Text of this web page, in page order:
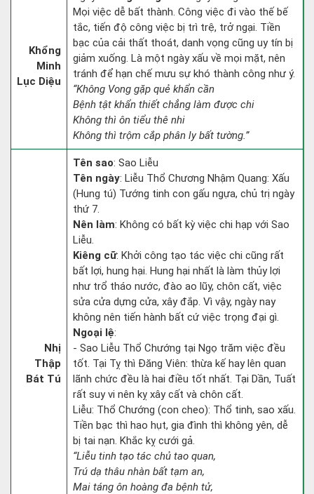
Khổng
Minh
Lục Diệu
Mọi việc dễ bất thành. Công việc đi vào thế bế
tắc, tiến độ công việc bị trì trệ, trở ngại. Tiền
bạc của cải thất thoát, danh vọng cũng uy tín bị
giảm xuống. Là một ngày xấu về mọi mặt, nên
tránh để hạn chế mưu sự khó thành công như ý.
“Không Vong gặp quẻ khẩn cần
Bệnh tật khẩn thiết chẳng làm được chi
Không thì ôn tiểu thê nhi
Không thì trộm cắp phân ly bất tường.”
Nhị
Thập
Bát Tú
Tên sao: Sao Liễu
Tên ngày: Liễu Thổ Chương Nhậm Quang: Xấu
(Hung tú) Tướng tinh con gấu ngựa, chủ trị ngày
thứ 7.
Nên làm: Không có bất kỳ việc chi hạp với Sao
Liễu.
Kiêng cữ: Khởi công tạo tác việc chi cũng rất
bất lợi, hung hại. Hung hại nhất là làm thủy lợi
như trổ tháo nước, đào ao lũy, chôn cất, việc
sửa cửa dựng cửa, xây đắp. Vì vậy, ngày nay
không nên tiến hành bất cứ việc trọng đại gì.
Ngoại lệ:
- Sao Liễu Thổ Chướng tại Ngọ trăm việc đều
tốt. Tại Tỵ thì Đăng Viên: thừa kế hay lên quan
lãnh chức đều là hai điều tốt nhất. Tại Dần, Tuất
rất suy vi nên kỵ xây cất và chôn cất.
Liễu: Thổ Chướng (con cheo): Thổ tinh, sao xấu.
Tiền bạc thì hao hụt, gia đình thì không yên, dễ
bị tai nạn. Khắc kỵ cưới gả.
“Liễu tinh tạo tác chủ tao quan,
Trú dạ thâu nhàn bất tạm an,
Mai táng ôn hoàng đa bệnh tử,